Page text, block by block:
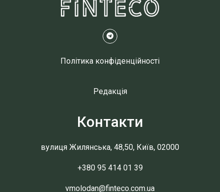
Політика конфіденційності
Редакція
Контакти
вулиця Жилянська, 48,50, Київ, 02000
+380 95 414 01 39
vmolodan@finteco.com.ua